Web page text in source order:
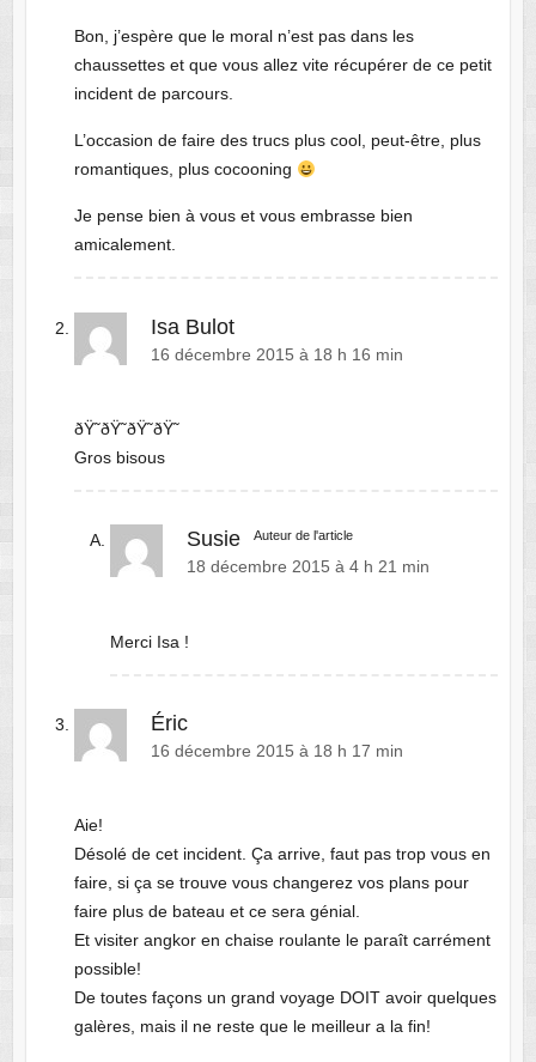
Bon, j’espère que le moral n’est pas dans les
chaussettes et que vous allez vite récupérer de ce petit
incident de parcours.
L’occasion de faire des trucs plus cool, peut-être, plus
romantiques, plus cocooning
Je pense bien à vous et vous embrasse bien
amicalement.
Isa Bulot
16 décembre 2015 à 18 h 16 min
ðŸ˜­ðŸ˜­ðŸ˜­ðŸ˜­
Gros bisous
Susie Auteur de l'article
18 décembre 2015 à 4 h 21 min
Merci Isa !
Éric
16 décembre 2015 à 18 h 17 min
Aie!
Désolé de cet incident. Ça arrive, faut pas trop vous en
faire, si ça se trouve vous changerez vos plans pour
faire plus de bateau et ce sera génial.
Et visiter angkor en chaise roulante le paraît carrément
possible!
De toutes façons un grand voyage DOIT avoir quelques
galères, mais il ne reste que le meilleur a la fin!